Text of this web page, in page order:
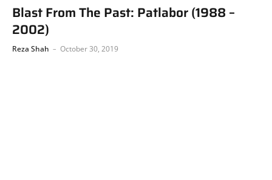
Blast From The Past: Patlabor (1988 –
2002)
Reza Shah October 30, 2019